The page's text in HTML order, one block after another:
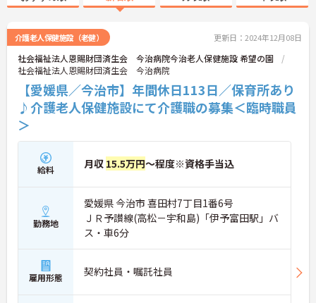
介護老人保健施設（老健） 更新日：2024年12月08日
社会福祉法人恩賜財団済生会 今治病院今治老人保健施設 希望の園
社会福祉法人恩賜財団済生会 今治病院
【愛媛県／今治市】年間休日113日／保育所あり
♪介護老人保健施設にて介護職の募集＜臨時職員
＞
給料 月収 15.5万円～程度※資格手当込
勤務地
愛媛県 今治市 喜田村7丁目1番6号
ＪＲ予讃線(高松－宇和島)「伊予富田駅」バ
ス・車6分
雇用形態 契約社員・嘱託社員